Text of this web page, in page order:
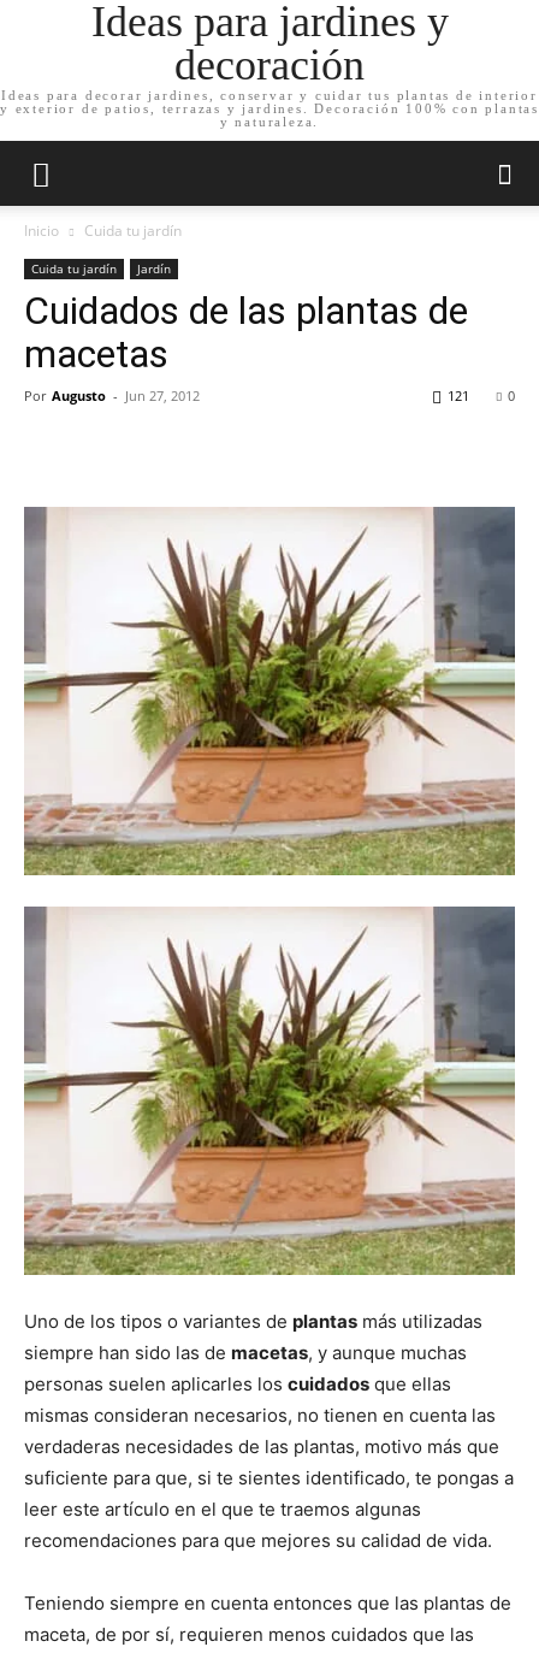
Ideas para jardines y
decoración
Ideas para decorar jardines, conservar y cuidar tus plantas de interior
y exterior de patios, terrazas y jardines. Decoración 100% con plantas
y naturaleza.
Inicio Cuida tu jardín
Cuida tu jardín Jardín
Cuidados de las plantas de
macetas
Por Augusto - Jun 27, 2012 0
121
Uno de los tipos o variantes de plantas más utilizadas
siempre han sido las de macetas, y aunque muchas
personas suelen aplicarles los cuidados que ellas
mismas consideran necesarios, no tienen en cuenta las
verdaderas necesidades de las plantas, motivo más que
suficiente para que, si te sientes identificado, te pongas a
leer este artículo en el que te traemos algunas
recomendaciones para que mejores su calidad de vida.
Teniendo siempre en cuenta entonces que las plantas de
maceta, de por sí, requieren menos cuidados que las